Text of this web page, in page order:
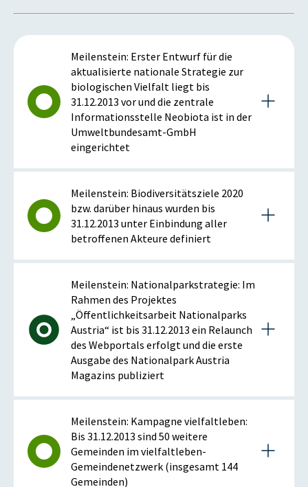
Meilenstein: Erster Entwurf für die
aktualisierte nationale Strategie zur
biologischen Vielfalt liegt bis
31.12.2013 vor und die zentrale
Informationsstelle Neobiota ist in der
Umweltbundesamt-GmbH
eingerichtet
Details zum Meilenstein
2013
Istzustand (2013)
Evaluierung durchgeführt. Entwurf für neue Strategie
liegt vor. Abstimmung mit Stakeholdern läuft. Focal
Point Neobiota im Umweltbundesamt eingerichtet.
Ausgangspunkt der Planung (Datum)
Ausgangspunkt der Planung (Beschreibung)
Zielsetzungen liegen vor; Umsetzungsevaluierung ist
vorgesehen (Start 2012); Globale Biodiversitäts-Ziele
2011-2020 sowie EU Biodiversitäts-Strategie 2020
liegen vor (zu Indikator 1 und 2)
Meilenstein: Biodiversitätsziele 2020
bzw. darüber hinaus wurden bis
31.12.2013 unter Einbindung aller
betroffenen Akteure definiert
Details zum Meilenstein
2013
Istzustand (2013)
Prozess zur Abstimmung der Ziele mit Stakeholdern
Ausgangspunkt der Planung (Datum)
2005
Meilenstein: Nationalparkstrategie: Im
Rahmen des Projektes
„Öffentlichkeitsarbeit Nationalparks
Austria“ ist bis 31.12.2013 ein Relaunch
des Webportals erfolgt und die erste
Ausgabe des Nationalpark Austria
Magazins publiziert
Details zum Meilenstein
2013
Meilenstein: Kampagne vielfaltleben:
Bis 31.12.2013 sind 50 weitere
Gemeinden im vielfaltleben-
Gemeindenetzwerk (insgesamt 144
Gemeinden)